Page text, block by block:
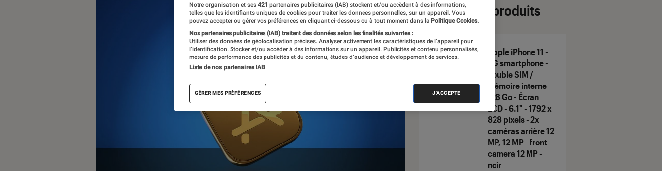
Sélection de produits
Apple iPhone 11 -
4G smartphone -
double SIM /
Mémoire interne
128 Go - Écran
LCD - 6.1" - 1792 x
828 pixels - 2x
caméras arrière 12
MP, 12 MP - front
camera 12 MP -
noir
Notre organisation et ses 421 partenaires publicitaires (IAB) stockent et/ou accèdent à des informations,
telles que les identifiants uniques de cookies pour traiter les données personnelles, sur un appareil. Vous
pouvez accepter ou gérer vos préférences en cliquant ci-dessous ou à tout moment dans la Politique Cookies.
Nos partenaires publicitaires (IAB) traitent des données selon les finalités suivantes :
Utiliser des données de géolocalisation précises. Analyser activement les caractéristiques de l’appareil pour
l’identification. Stocker et/ou accéder à des informations sur un appareil. Publicités et contenu personnalisés,
mesure de performance des publicités et du contenu, études d’audience et développement de services.
Liste de nos partenaires IAB
GÉRER MES PRÉFÉRENCES J'ACCEPTE